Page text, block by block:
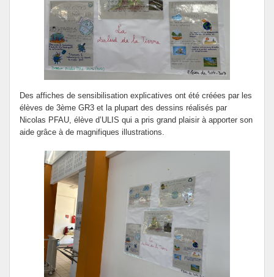
Des affiches de sensibilisation explicatives ont été créées par les
élèves de 3ème GR3 et la plupart des dessins réalisés par
Nicolas PFAU, élève d’ULIS qui a pris grand plaisir à apporter son
aide grâce à de magnifiques illustrations.